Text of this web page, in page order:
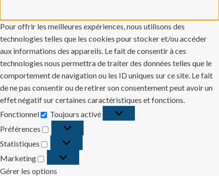
Pour offrir les meilleures expériences, nous utilisons des
technologies telles que les cookies pour stocker et/ou accéder
aux informations des appareils. Le fait de consentir à ces
technologies nous permettra de traiter des données telles que le
comportement de navigation ou les ID uniques sur ce site. Le fait
de ne pas consentir ou de retirer son consentement peut avoir un
effet négatif sur certaines caractéristiques et fonctions.
Fonctionnel
Fonctionnel
Toujours activé
Préférences
Préférences
Statistiques
Statistiques
Marketing
Marketing
Gérer les options